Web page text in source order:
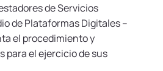
de Servicios
de Plataformas Digitales –
el procedimiento y
para el ejercicio de sus